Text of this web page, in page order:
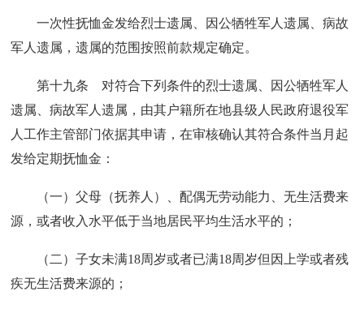
一次性抚恤金发给烈士遗属、因公牺牲军人遗属、病故
军人遗属，遗属的范围按照前款规定确定。
第十九条 对符合下列条件的烈士遗属、因公牺牲军人
遗属、病故军人遗属，由其户籍所在地县级人民政府退役军
人工作主管部门依据其申请，在审核确认其符合条件当月起
发给定期抚恤金：
（一）父母（抚养人）、配偶无劳动能力、无生活费来
源，或者收入水平低于当地居民平均生活水平的；
（二）子女未满18周岁或者已满18周岁但因上学或者残
疾无生活费来源的；